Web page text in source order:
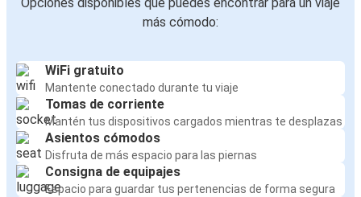
más cómodo:
WiFi gratuito
Mantente conectado durante tu viaje
Tomas de corriente
Mantén tus dispositivos cargados mientras te desplazas
Asientos cómodos
Disfruta de más espacio para las piernas
Consigna de equipajes
Espacio para guardar tus pertenencias de forma segura